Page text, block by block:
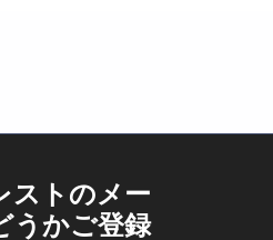
ストのメー
うかご登録